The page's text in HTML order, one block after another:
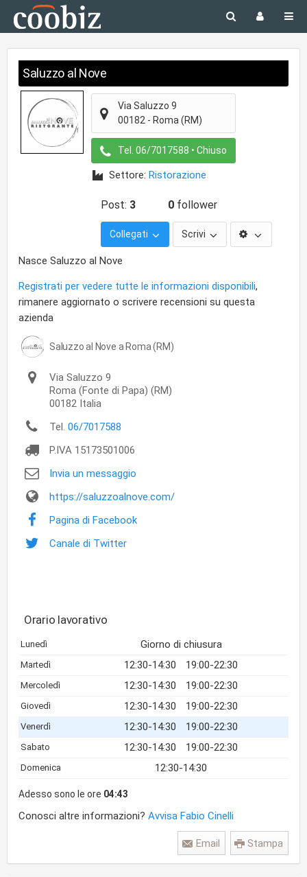
Saluzzo al Nove
Via Saluzzo 9
00182 - Roma (RM)
Tel. 06/7017588 • Chiuso
Settore: Ristorazione
Post: 3 0 follower
Collegati Scrivi
Nasce Saluzzo al Nove
Registrati per vedere tutte le informazioni disponibili,
rimanere aggiornato o scrivere recensioni su questa
azienda
Saluzzo al Nove a Roma (RM)
Via Saluzzo 9
Roma (Fonte di Papa) (RM)
00182 Italia
Tel. 06/7017588
P.IVA 15173501006
Invia un messaggio
https://saluzzoalnove.com/
Pagina di Facebook
Canale di Twitter
Orario lavorativo
Lunedì Giorno di chiusura
Martedì 12:30-14:30 19:00-22:30
Mercoledì 12:30-14:30 19:00-22:30
Giovedì 12:30-14:30 19:00-22:30
Venerdì 12:30-14:30 19:00-22:30
Sabato 12:30-14:30 19:00-22:30
Domenica 12:30-14:30
Adesso sono le ore 04:43
Conosci altre informazioni? Avvisa Fabio Cinelli
Stampa
Email